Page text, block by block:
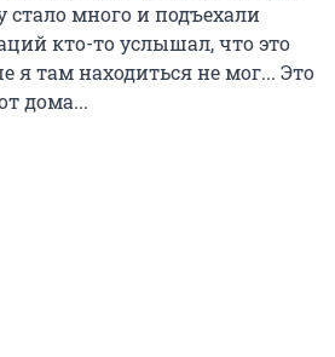
стало много и подъехали
кто-то услышал, что это
я там находиться не мог... Это
дома...